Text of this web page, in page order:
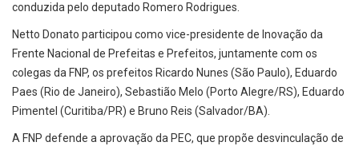
conduzida pelo deputado Romero Rodrigues.
Netto Donato participou como vice-presidente de Inovação da
Frente Nacional de Prefeitas e Prefeitos, juntamente com os
colegas da FNP, os prefeitos Ricardo Nunes (São Paulo), Eduardo
Paes (Rio de Janeiro), Sebastião Melo (Porto Alegre/RS), Eduardo
Pimentel (Curitiba/PR) e Bruno Reis (Salvador/BA).
A FNP defende a aprovação da PEC, que propõe desvinculação de